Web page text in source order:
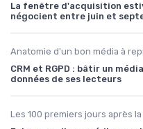
La fenêtre d'acquisition
négocient entre juin et
Anatomie d'un bon média à
CRM et RGPD : bâtir un
données de ses lecteurs
Les 100 premiers jours après